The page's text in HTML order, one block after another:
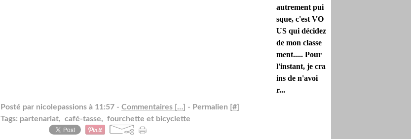
autrement pui
sque, c'est VO
US qui décidez
de mon classe
ment..... Pour
l'instant, je cra
ins de n'avoi
r...
Posté par nicolepassions à 11:57 - Commentaires […] - Permalien [#]
Tags: partenariat, café-tasse, fourchette et bicyclette